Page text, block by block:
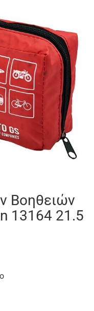
Βοηθειών
13164 21.5